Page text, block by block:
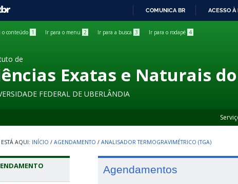
COMUNICA BR ACESSO À
o conteúdo 1 Ir para o menu 2 Ir para a busca 3 Ir para o rodapé 4
de
Exatas e Naturais
FEDERAL DE UBERLÂNDIA
INÍCIO / AGENDAMENTO / ANALISADOR TERMOGRAVIMÉTRICO (TGA)
Agendamentos